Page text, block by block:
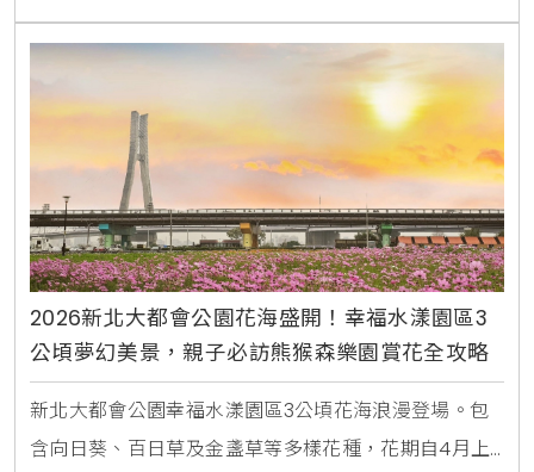
式，正是提升休閒生活品質與環境教育價值的關鍵所
在。
2026新北大都會公園花海盛開！幸福水漾園區3
公頃夢幻美景，親子必訪熊猴森樂園賞花全攻略
新北大都會公園幸福水漾園區3公頃花海浪漫登場。包
含向日葵、百日草及金盞草等多樣花種，花期自4月上